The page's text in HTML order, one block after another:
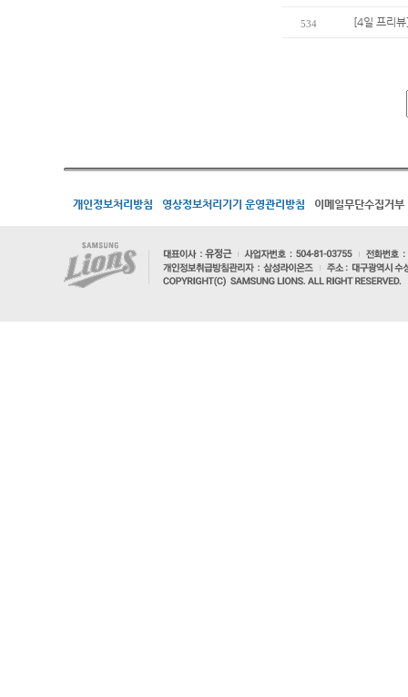
534 [4일 프리
개인정보처리방침 영상정보처리기기 운영관리방침 이메일무단수집거부